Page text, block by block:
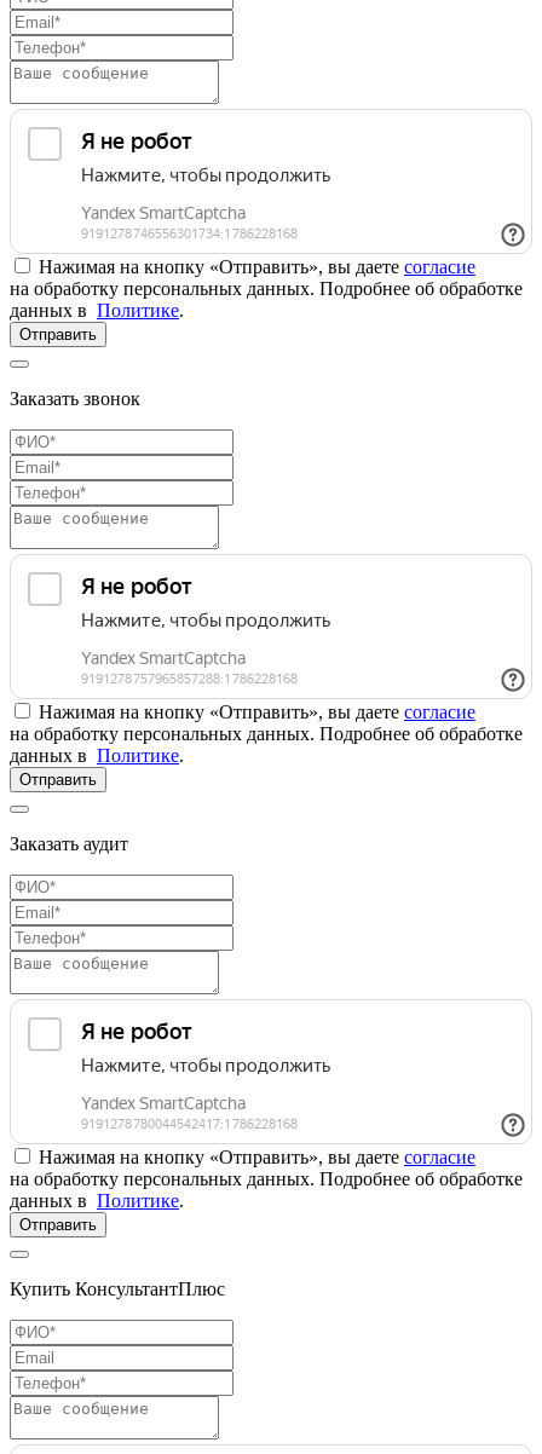
Нажимая на кнопку «Отправить», вы даете согласие
на обработку персональных данных. Подробнее об обработке
данных в Политике.
Отправить
Заказать звонок
Нажимая на кнопку «Отправить», вы даете согласие
на обработку персональных данных. Подробнее об обработке
данных в Политике.
Отправить
Заказать аудит
Нажимая на кнопку «Отправить», вы даете согласие
на обработку персональных данных. Подробнее об обработке
данных в Политике.
Отправить
Купить КонсультантПлюс